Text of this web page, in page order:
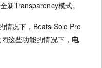
新Transparency模式。
情况下，Beats Solo Pro
闭这些功能的情况下， 电